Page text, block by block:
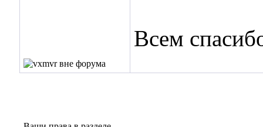
Всем